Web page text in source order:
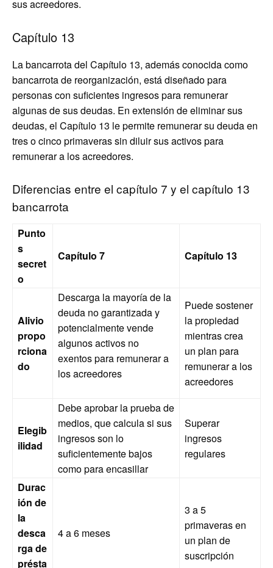
sus acreedores.
Capítulo 13
La bancarrota del Capítulo 13, además conocida como
bancarrota de reorganización, está diseñado para
personas con suficientes ingresos para remunerar
algunas de sus deudas. En extensión de eliminar sus
deudas, el Capítulo 13 le permite remunerar su deuda en
tres o cinco primaveras sin diluir sus activos para
remunerar a los acreedores.
Diferencias entre el capítulo 7 y el capítulo 13
bancarrota
Punto
s
secret
o
Capítulo 7 Capítulo 13
Alivio
propo
rciona
do
Descarga la mayoría de la
deuda no garantizada y
potencialmente vende
algunos activos no
exentos para remunerar a
los acreedores
Puede sostener
la propiedad
mientras crea
un plan para
remunerar a los
acreedores
Elegib
ilidad
Debe aprobar la prueba de
medios, que calcula si sus
ingresos son lo
suficientemente bajos
como para encasillar
Superar
ingresos
regulares
Durac
ión de
la
desca
rga de
présta
4 a 6 meses
3 a 5
primaveras en
un plan de
suscripción